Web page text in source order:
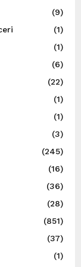
(9)
(1)
(1)
(6)
(22)
(1)
(1)
(3)
(245)
(16)
(36)
(28)
(851)
(37)
(1)